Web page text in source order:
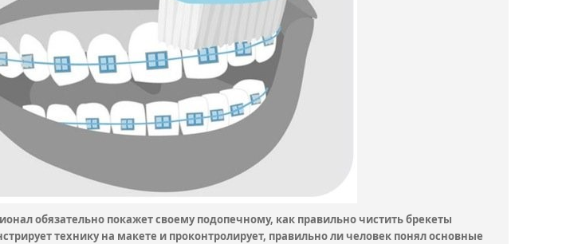
обязательно покажет своему подопечному, как правильно чистить брекеты
технику на макете и проконтролирует, правильно ли человек понял основные